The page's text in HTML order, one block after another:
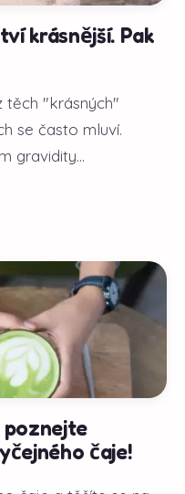
krásnější. Pak
těch "krásných"
se často mluví.
gravidity...
poznejte
čaje!